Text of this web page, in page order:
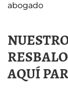
abogado
AQUÍ